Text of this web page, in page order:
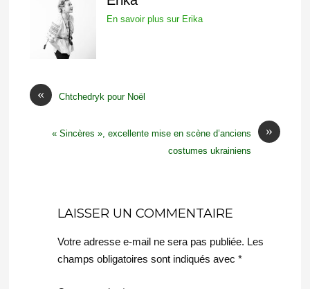
En savoir plus sur Erika
« Chtchedryk pour Noël
»
« Sincères », excellente mise en scène d’anciens
costumes ukrainiens
LAISSER UN COMMENTAIRE
Votre adresse e-mail ne sera pas publiée. Les
champs obligatoires sont indiqués avec *